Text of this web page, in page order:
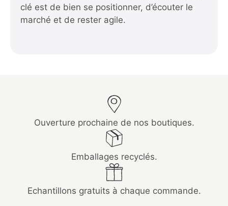
clé est de bien se positionner, d’écouter le
marché et de rester agile.
Ouverture prochaine de nos boutiques.
Emballages recyclés.
Echantillons gratuits à chaque commande.